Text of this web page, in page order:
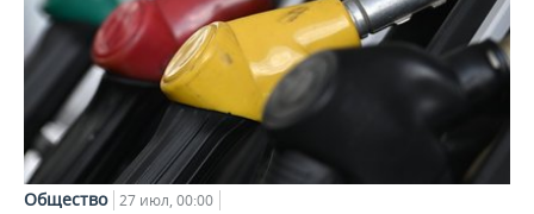
Общество 27 июл, 00:00